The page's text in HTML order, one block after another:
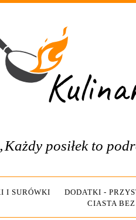
posiłek to
I SURÓWKI DODATKI -
CIASTA